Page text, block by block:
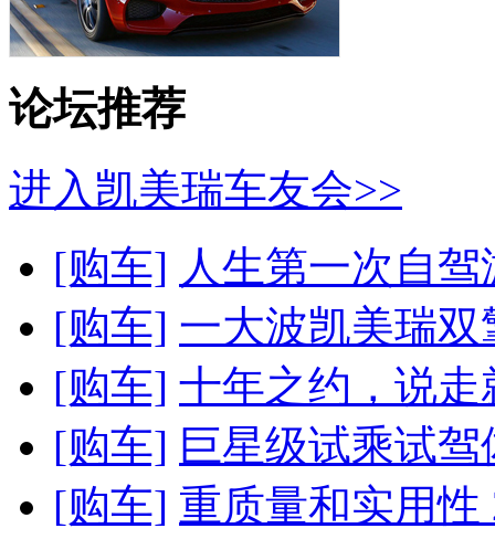
论坛推荐
进入凯美瑞车友会>>
[购车] 人生第一次自
[购车] 一大波凯美瑞
[购车] 十年之约，说
[购车] 巨星级试乘试
[购车] 重质量和实用性